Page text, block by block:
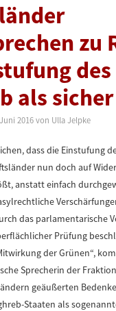
zu
des
als sicher
2016 von Ulla Jelpke
dass die Einstufung
nun doch auf
anstatt einfach
das parlamentarische
Prüfung
der Grünen“,
Sprecherin der Fraktion
geäußerten
Staaten als